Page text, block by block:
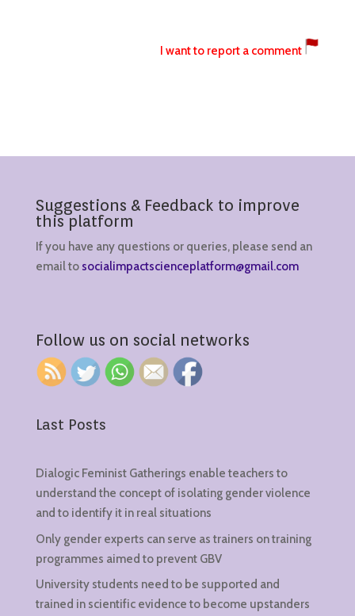
I want to report a comment
Suggestions & Feedback to improve
this platform
If you have any questions or queries, please send an
email to socialimpactscienceplatform@gmail.com
Follow us on social networks
Last Posts
Dialogic Feminist Gatherings enable teachers to
understand the concept of isolating gender violence
and to identify it in real situations
Only gender experts can serve as trainers on training
programmes aimed to prevent GBV
University students need to be supported and
trained in scientific evidence to become upstanders